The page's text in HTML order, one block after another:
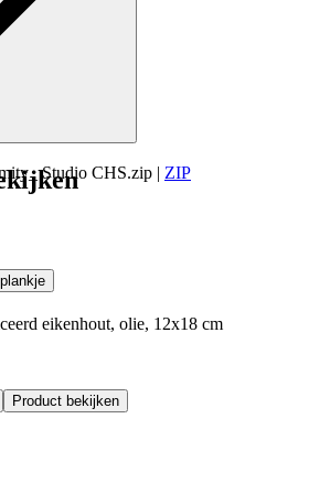
Studio CHS.zip | ZIP
eikenhout, olie, 12x18 cm
Product bekijken